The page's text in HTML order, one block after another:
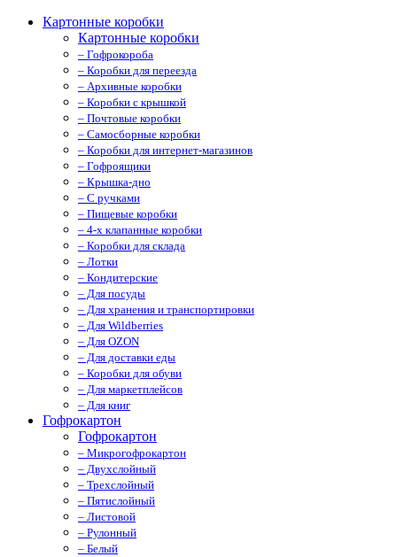
Картонные коробки
Картонные коробки
– Гофрокороба
– Коробки для переезда
– Архивные коробки
– Коробки с крышкой
– Почтовые коробки
– Самосборные коробки
– Коробки для интернет-магазинов
– Гофроящики
– Крышка-дно
– С ручками
– Пищевые коробки
– 4-х клапанные коробки
– Коробки для склада
– Лотки
– Кондитерские
– Для посуды
– Для хранения и транспортировки
– Для Wildberries
– Для OZON
– Для доставки еды
– Коробки для обуви
– Для маркетплейсов
– Для книг
Гофрокартон
Гофрокартон
– Микрогофрокартон
– Двухслойный
– Трехслойный
– Пятислойный
– Листовой
– Рулонный
– Белый